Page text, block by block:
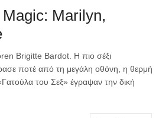
Marilyn,
Brigitte Bardot. Η πιο σέξι
ποτέ από τη μεγάλη οθόνη, η θερμή
του Σεξ» έγραψαν την δική